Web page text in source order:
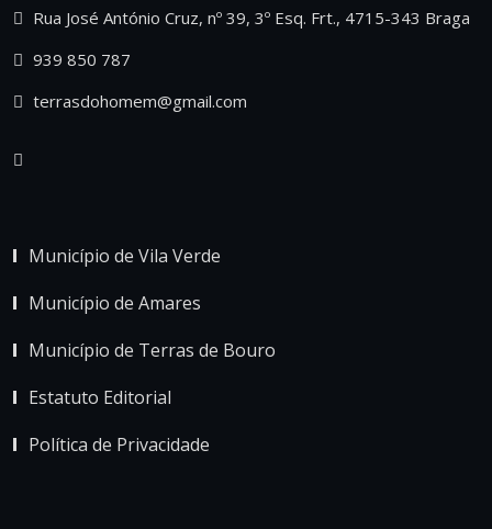
Rua José António Cruz, nº 39, 3º Esq. Frt., 4715-343 Braga
939 850 787
terrasdohomem@gmail.com
Município de Vila Verde
Município de Amares
Município de Terras de Bouro
Estatuto Editorial
Política de Privacidade